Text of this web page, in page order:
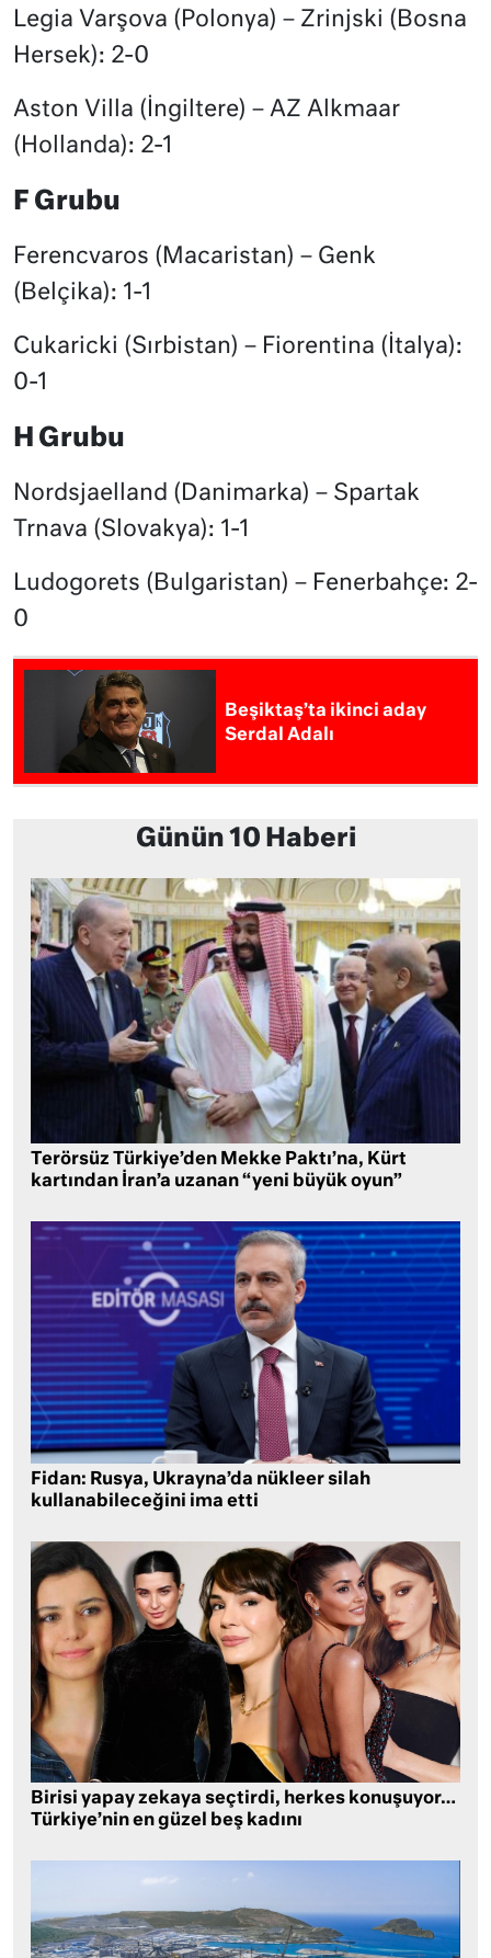
Legia Varşova (Polonya) – Zrinjski (Bosna
Hersek): 2-0
Aston Villa (İngiltere) – AZ Alkmaar
(Hollanda): 2-1
F Grubu
Ferencvaros (Macaristan) – Genk
(Belçika): 1-1
Cukaricki (Sırbistan) – Fiorentina (İtalya):
0-1
H Grubu
Nordsjaelland (Danimarka) – Spartak
Trnava (Slovakya): 1-1
Ludogorets (Bulgaristan) – Fenerbahçe: 2-
0
Beşiktaş’ta ikinci aday
Serdal Adalı
Günün 10 Haberi
Terörsüz Türkiye’den Mekke Paktı’na, Kürt
kartından İran’a uzanan “yeni büyük oyun”
Fidan: Rusya, Ukrayna’da nükleer silah
kullanabileceğini ima etti
Birisi yapay zekaya seçtirdi, herkes konuşuyor…
Türkiye’nin en güzel beş kadını